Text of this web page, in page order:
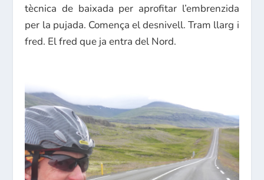
tècnica de baixada per aprofitar l’embrenzida
per la pujada. Comença el desnivell. Tram llarg i
fred. El fred que ja entra del Nord.